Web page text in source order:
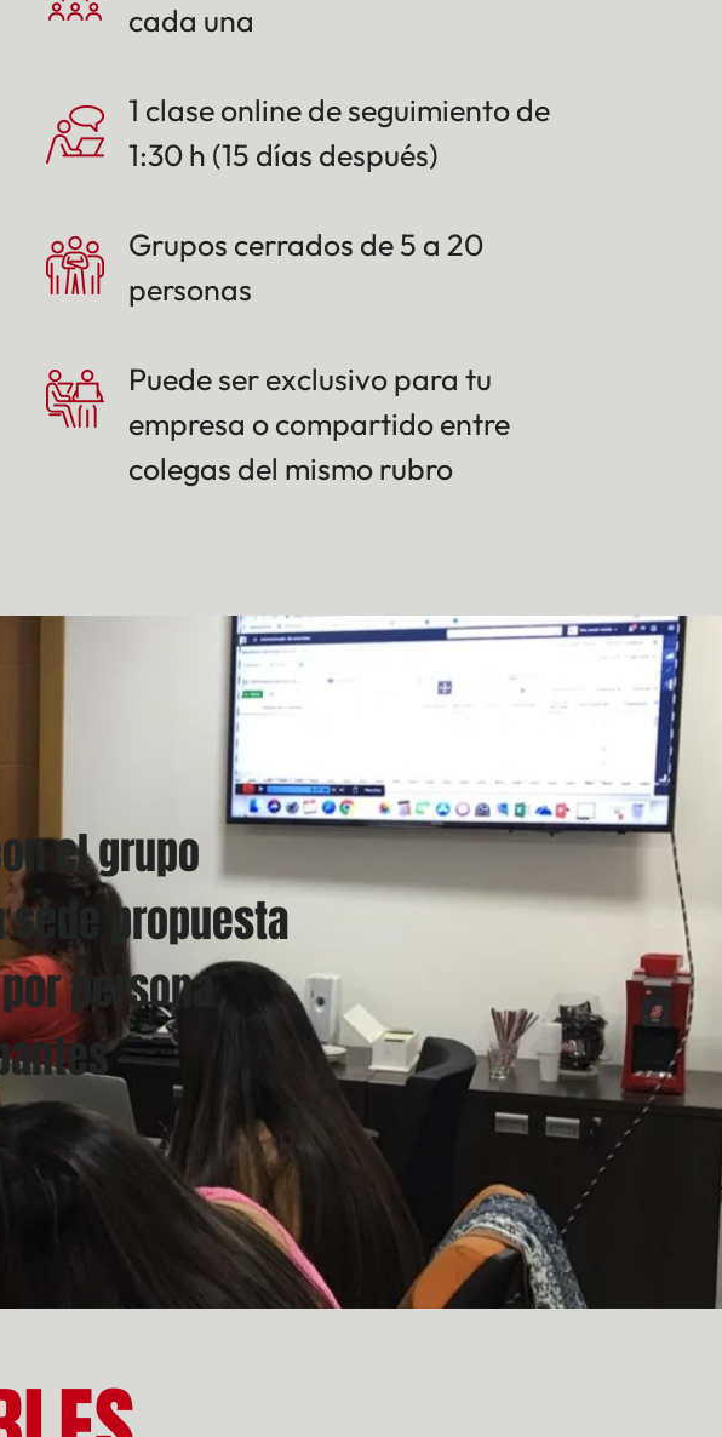
cada una
1 clase online de seguimiento de
1:30 h (15 días después)
Grupos cerrados de 5 a 20
personas
Puede ser exclusivo para tu
empresa o compartido entre
colegas del mismo rubro
el grupo
sede propuesta
persona